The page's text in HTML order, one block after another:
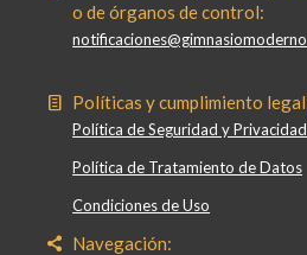
o de órganos de control:
Políticas y cumplimiento
Política de Seguridad y
Política de Tratamiento de Datos
Condiciones de Uso
Navegación: